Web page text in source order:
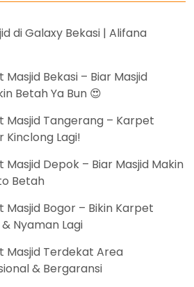
di Galaxy Bekasi | Alifana
Bekasi – Biar Masjid
Betah Ya Bun 😍
Masjid Tangerang – Karpet
Kinclong Lagi!
Depok – Biar Masjid Makin
Betah
Masjid Bogor – Bikin Karpet
Nyaman Lagi
Masjid Terdekat Area
& Bergaransi